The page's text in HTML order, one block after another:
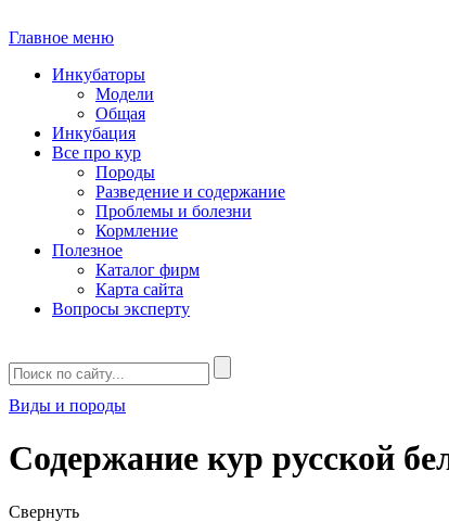
Главное меню
Инкубаторы
Модели
Общая
Инкубация
Все про кур
Породы
Разведение и содержание
Проблемы и болезни
Кормление
Полезное
Каталог фирм
Карта сайта
Вопросы эксперту
Виды и породы
Содержание кур русской
Свернуть